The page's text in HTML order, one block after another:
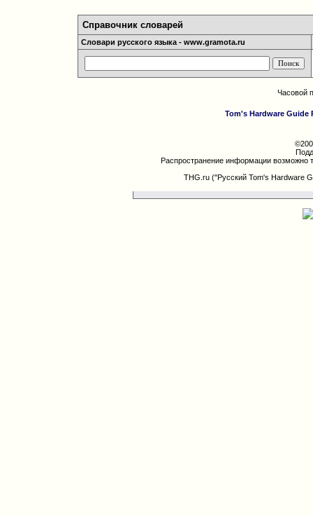
Справочник словарей
Словари русского языка - www.gramota.ru
Часовой
Tom's Hardware Guide
Распространение информации возможно
THG.ru ("Русский Tom's Hardware